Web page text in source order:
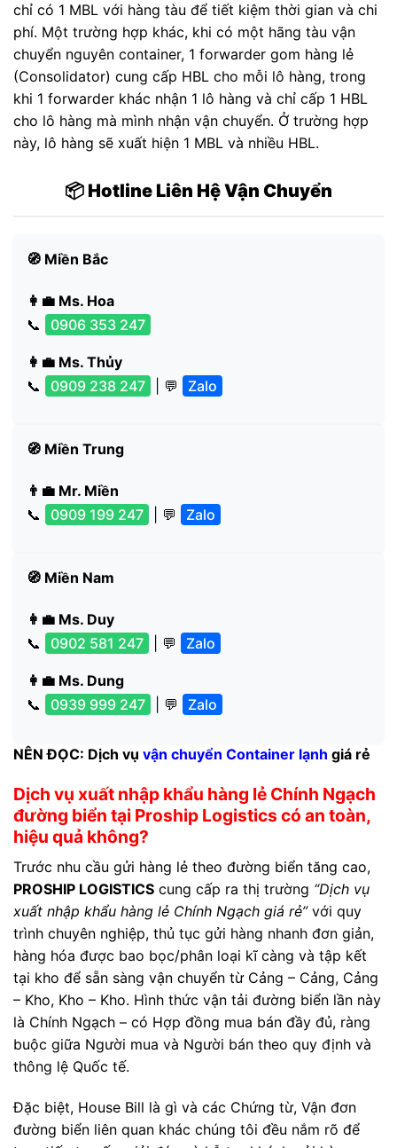
chỉ có 1 MBL với hàng tàu để tiết kiệm thời gian và chi
phí. Một trường hợp khác, khi có một hãng tàu vận
chuyển nguyên container, 1 forwarder gom hàng lẻ
(Consolidator) cung cấp HBL cho mỗi lô hàng, trong
khi 1 forwarder khác nhận 1 lô hàng và chỉ cấp 1 HBL
cho lô hàng mà mình nhận vận chuyển. Ở trường hợp
này, lô hàng sẽ xuất hiện 1 MBL và nhiều HBL.
📦 Hotline Liên Hệ Vận Chuyển
🧭 Miền Bắc
👩‍💼 Ms. Hoa
📞
0906 353 247
👩‍💼 Ms. Thủy
📞
0909 238 247 | 💬 Zalo
🧭 Miền Trung
👨‍💼 Mr. Miền
📞
0909 199 247 | 💬 Zalo
🧭 Miền Nam
👩‍💼 Ms. Duy
📞
0902 581 247 | 💬 Zalo
👩‍💼 Ms. Dung
📞
0939 999 247 | 💬 Zalo
NÊN ĐỌC: Dịch vụ vận chuyển Container lạnh giá rẻ
Dịch vụ xuất nhập khẩu hàng lẻ Chính Ngạch
đường biển tại Proship Logistics có an toàn,
hiệu quả không?
Trước nhu cầu gửi hàng lẻ theo đường biển tăng cao,
PROSHIP LOGISTICS cung cấp ra thị trường “Dịch vụ
xuất nhập khẩu hàng lẻ Chính Ngạch giá rẻ”với quy
trình chuyên nghiệp, thủ tục gửi hàng nhanh đơn giản,
hàng hóa được bao bọc/phân loại kĩ càng và tập kết
tại kho để sẵn sàng vận chuyển từ Cảng – Cảng, Cảng
– Kho, Kho – Kho. Hình thức vận tải đường biển lần này
là Chính Ngạch – có Hợp đồng mua bán đầy đủ, ràng
buộc giữa Người mua và Người bán theo quy định và
thông lệ Quốc tế.
Đặc biệt, House Bill là gì và các Chứng từ, Vận đơn
đường biển liên quan khác chúng tôi đều nắm rõ để